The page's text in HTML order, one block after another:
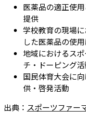
医薬品の適正使
提供
学校教育の現場
した医薬品の使
地域におけるス
チ・ドーピング
国民体育大会に
供・啓発活動
出典： スポーツファー